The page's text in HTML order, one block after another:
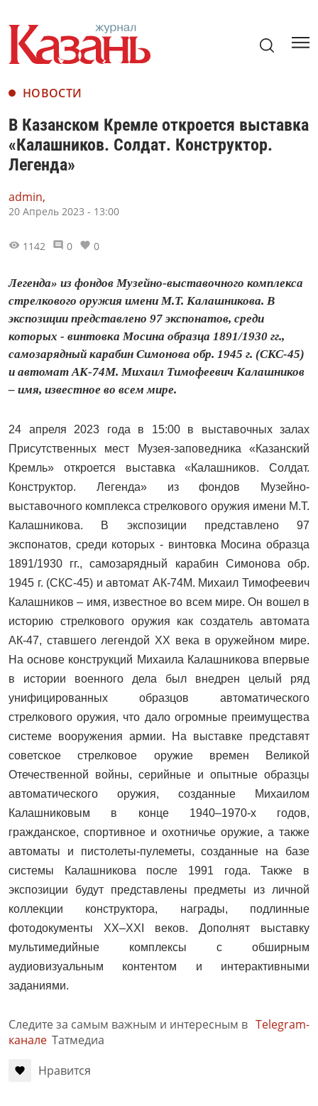
НОВОСТИ
В Казанском Кремле откроется выставка
«Калашников. Солдат. Конструктор.
Легенда»
admin,
20 Апрель 2023 - 13:00
1142 0 0
Легенда» из фондов Музейно-выставочного комплекса
стрелкового оружия имени М.Т. Калашникова. В
экспозиции представлено 97 экспонатов, среди
которых - винтовка Мосина образца 1891/1930 гг.,
самозарядный карабин Симонова обр. 1945 г. (СКС-45)
и автомат АК-74М. Михаил Тимофеевич Калашников
– имя, известное во всем мире.
24 апреля 2023 года в 15:00 в выставочных залах
Присутственных мест Музея-заповедника «Казанский
Кремль» откроется выставка «Калашников. Солдат.
Конструктор. Легенда» из фондов Музейно-
выставочного комплекса стрелкового оружия имени М.Т.
Калашникова. В экспозиции представлено 97
экспонатов, среди которых - винтовка Мосина образца
1891/1930 гг., самозарядный карабин Симонова обр.
1945 г. (СКС-45) и автомат АК-74М. Михаил Тимофеевич
Калашников – имя, известное во всем мире. Он вошел в
историю стрелкового оружия как создатель автомата
АК-47, ставшего легендой ХХ века в оружейном мире.
На основе конструкций Михаила Калашникова впервые
в истории военного дела был внедрен целый ряд
унифицированных образцов автоматического
стрелкового оружия, что дало огромные преимущества
системе вооружения армии. На выставке представят
советское стрелковое оружие времен Великой
Отечественной войны, серийные и опытные образцы
автоматического оружия, созданные Михаилом
Калашниковым в конце 1940–1970-х годов,
гражданское, спортивное и охотничье оружие, а также
автоматы и пистолеты-пулеметы, созданные на базе
системы Калашникова после 1991 года. Также в
экспозиции будут представлены предметы из личной
коллекции конструктора, награды, подлинные
фотодокументы XX–XXI веков. Дополнят выставку
мультимедийные комплексы с обширным
аудиовизуальным контентом и интерактивными
заданиями.
Следите за самым важным и интересным в Telegram-
канале Татмедиа
Нравится